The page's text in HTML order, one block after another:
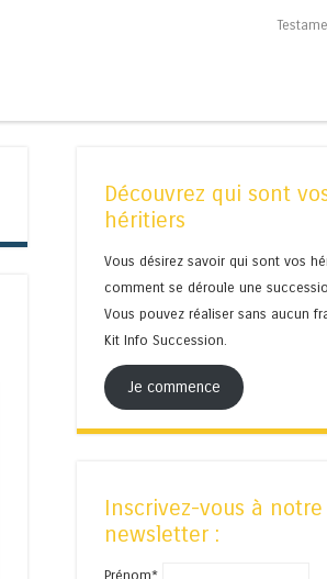
Découvrez qui sont
héritiers
Vous désirez savoir qui sont vos
comment se déroule une
Vous pouvez réaliser sans aucun
Kit Info Succession.
Je commence
Inscrivez-vous à notre
newsletter :
Prénom*